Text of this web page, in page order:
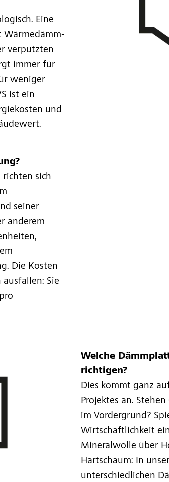
Eine
Wärmedämm-
verputzten
immer für
weniger
ist ein
und
richten sich
seiner
anderem
Die Kosten
Sie
Welche
richtigen?
Dies kommt ganz
Projektes an.
im Vordergrund?
Wirtschaftlichkeit
Mineralwolle über
Hartschaum: In
unterschiedlichen